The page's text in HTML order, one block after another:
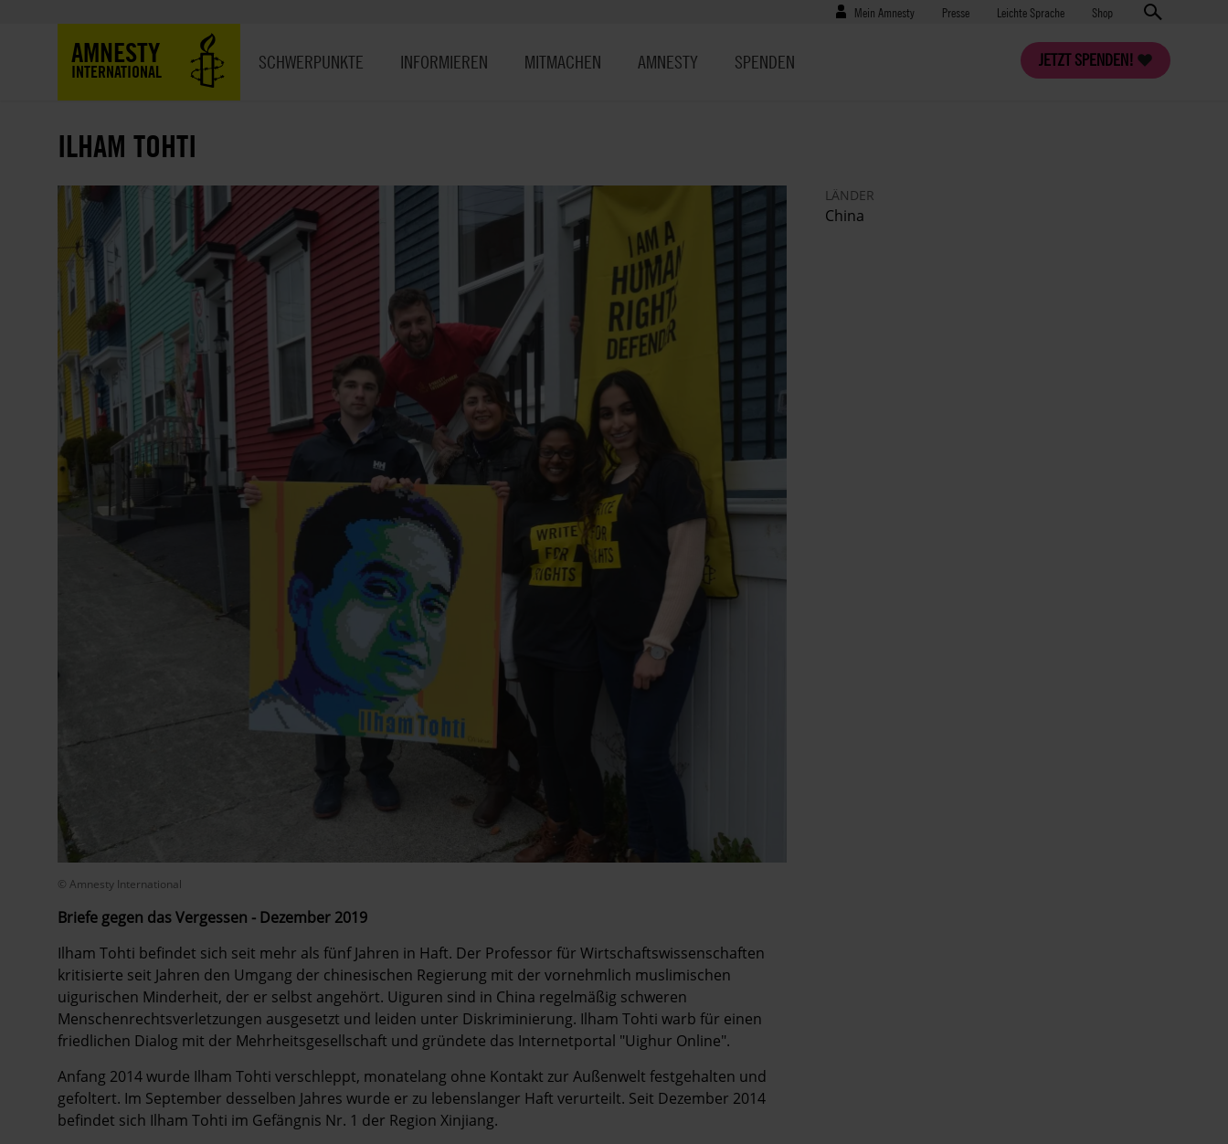
Benutzermenü
Mein Amnesty Presse
Presse Leichte Sprache Shop
AMNESTY
INTERNATIONAL
JETZT SPENDEN!
SCHWERPUNKTE INFORMIEREN MITMACHEN AMNESTY SPENDEN
ILHAM TOHTI
© Amnesty International
Briefe gegen das Vergessen - Dezember 2019
Ilham Tohti befindet sich seit mehr als fünf Jahren in Haft. Der Professor für Wirtschaftswissenschaften
kritisierte seit Jahren den Umgang der chinesischen Regierung mit der vornehmlich muslimischen
uigurischen Minderheit, der er selbst angehört. Uiguren sind in China regelmäßig schweren
Menschenrechtsverletzungen ausgesetzt und leiden unter Diskriminierung. Ilham Tohti warb für einen
friedlichen Dialog mit der Mehrheitsgesellschaft und gründete das Internetportal "Uighur Online".
Anfang 2014 wurde Ilham Tohti verschleppt, monatelang ohne Kontakt zur Außenwelt festgehalten und
gefoltert. Im September desselben Jahres wurde er zu lebenslanger Haft verurteilt. Seit Dezember 2014
befindet sich Ilham Tohti im Gefängnis Nr. 1 der Region Xinjiang.
LÄNDER
China